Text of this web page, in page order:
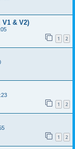
& V2)
1 2
1 2
1 2